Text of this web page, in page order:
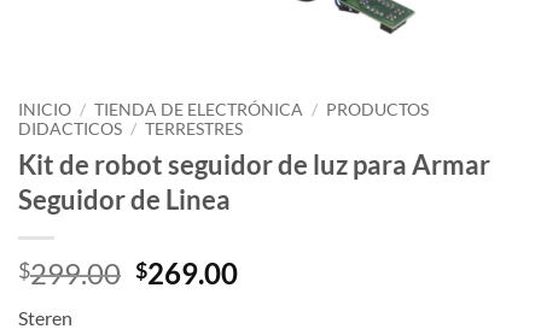
INICIO / TIENDA DE ELECTRÓNICA / PRODUCTOS
DIDACTICOS / TERRESTRES
Kit de robot seguidor de luz para Armar
Seguidor de Linea
$299.00 Original
$269.00Current
Steren